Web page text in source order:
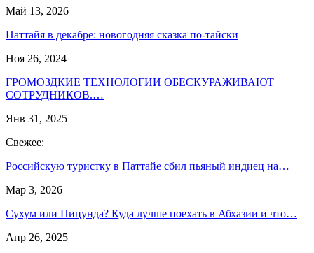
Май 13, 2026
Паттайя в декабре: новогодняя сказка по-тайски
Ноя 26, 2024
ГРОМОЗДКИЕ ТЕХНОЛОГИИ ОБЕСКУРАЖИВАЮТ
СОТРУДНИКОВ.…
Янв 31, 2025
Свежее:
Российскую туристку в Паттайе сбил пьяный индиец на…
Мар 3, 2026
Сухум или Пицунда? Куда лучше поехать в Абхазии и что…
Апр 26, 2025